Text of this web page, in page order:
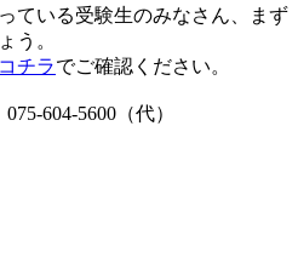
ている受験生のみなさん、まず
う。
コチラでご確認ください。
604-5600（代）